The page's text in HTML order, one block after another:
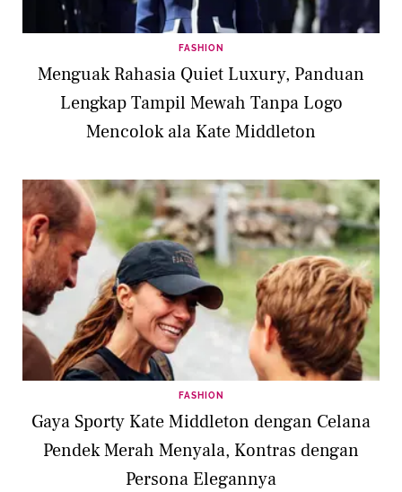
FASHION
Menguak Rahasia Quiet Luxury, Panduan
Lengkap Tampil Mewah Tanpa Logo
Mencolok ala Kate Middleton
FASHION
Gaya Sporty Kate Middleton dengan Celana
Pendek Merah Menyala, Kontras dengan
Persona Elegannya